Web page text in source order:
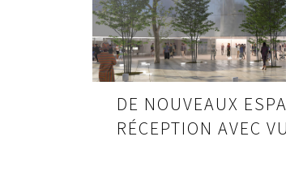
DE NOUVEAUX
RÉCEPTION AVEC